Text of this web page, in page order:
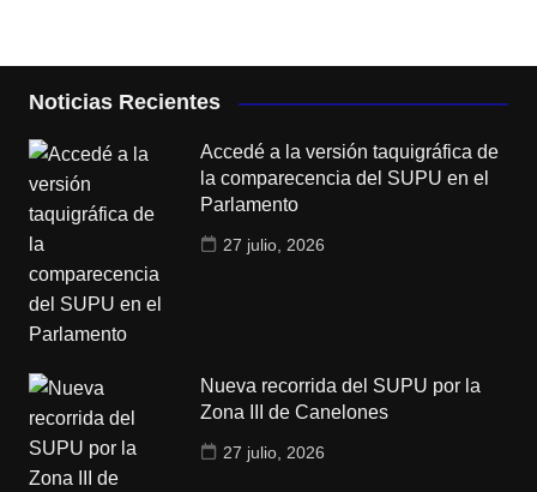
Noticias Recientes
Accedé a la versión taquigráfica de
la comparecencia del SUPU en el
Parlamento
27 julio, 2026
Nueva recorrida del SUPU por la
Zona III de Canelones
27 julio, 2026